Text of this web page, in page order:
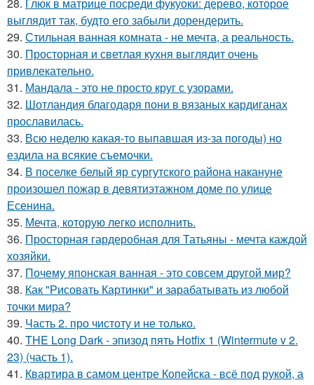
28. Глюк в матрице посреди фукуоки: дерево, которое
выглядит так, будто его забыли дорендерить.
29. Стильная ванная комната - не мечта, а реальность.
30. Просторная и светлая кухня выглядит очень
привлекательно.
31. Мандала - это не просто круг с узорами.
32. Шотландия благодаря пони в вязаных кардиганах
прославилась.
33. Всю неделю какая-то выпавшая из-за погоды) но
ездила на всякие съемочки.
34. В поселке белый яр сургутского района накануне
произошел пожар в девятиэтажном доме по улице
Есенина.
35. Мечта, которую легко исполнить.
36. Просторная гардеробная для Татьяны - мечта каждой
хозяйки.
37. Почему японская ванная - это совсем другой мир?
38. Как "Рисовать Картинки" и зарабатывать из любой
точки мира?
39. Часть 2. про чистоту и не только.
40. THE Long Dark - эпизод пять Hotfix 1 (Wintermute v 2.
23) (часть 1).
41. Квартира в самом центре Копейска - всё под рукой, а